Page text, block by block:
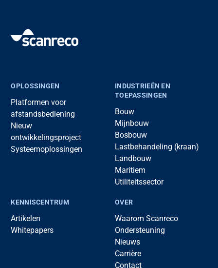
OPLOSSINGEN
Platformen voor
afstandsbediening
Nieuw
ontwikkelingsproject
Systeemoplossingen
INDUSTRIEËN EN
TOEPASSINGEN
Bouw
Mijnbouw
Bosbouw
Lastbehandeling (kraan)
Landbouw
Maritiem
Utiliteitssector
KENNISCENTRUM
Artikelen
Whitepapers
OVER
Waarom Scanreco
Ondersteuning
Nieuws
Carrière
Contact